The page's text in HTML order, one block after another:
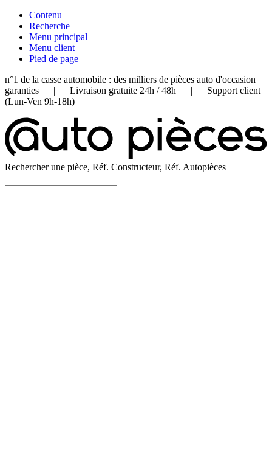
Contenu
Recherche
Menu principal
Menu client
Pied de page
n°1 de la casse automobile : des milliers de pièces auto d'occasion
garanties | Livraison gratuite 24h / 48h | Support client
(Lun-Ven 9h-18h)
Rechercher une pièce, Réf. Constructeur, Réf. Autopièces